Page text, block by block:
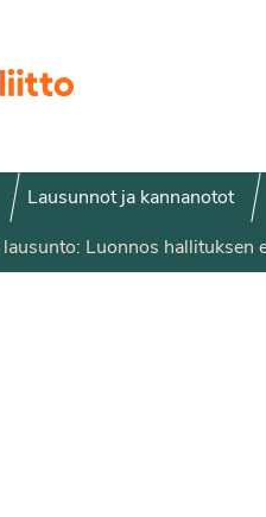
Lausunnot ja kannanotot
Luonnos hallituksen